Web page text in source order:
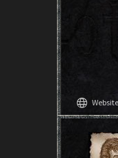
language Website